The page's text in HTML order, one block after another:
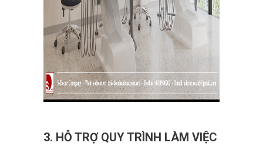
3. HỖ TRỢ QUY TRÌNH LÀM VIỆC